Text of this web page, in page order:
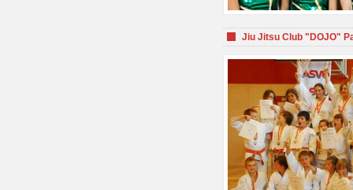
Jiu Jitsu Club "DOJO"